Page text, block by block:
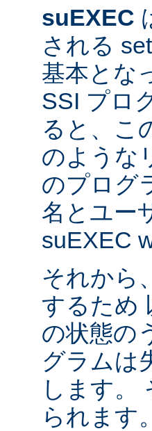
suEXEC
される
基本とな
SSI プロ
ると、こ
のような
のプログ
名とユー
suEXEC
それから
するため
の状態の
グラムは
します。
られます。